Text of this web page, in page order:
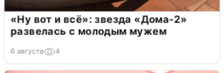
«Ну вот и всё»: звезда «Дома-2»
развелась с молодым мужем
6 августа 4